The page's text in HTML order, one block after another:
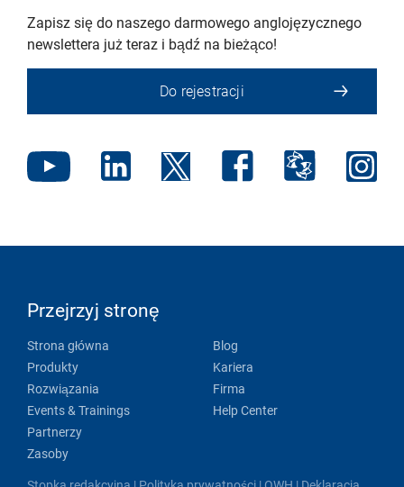
Zapisz się do naszego darmowego anglojęzycznego
newslettera już teraz i bądź na bieżąco!
Do rejestracji
Przejrzyj stronę
Strona główna
Produkty
Rozwiązania
Events & Trainings
Partnerzy
Zasoby
Blog
Kariera
Firma
Help Center